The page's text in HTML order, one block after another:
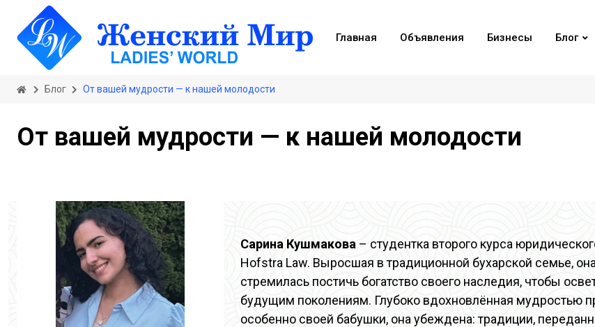
Главная Объявления Бизнесы Блог
Блог От вашей мудрости — к нашей молодости
От вашей мудрости — к нашей молодости
Сарина Кушмакова – студентка второго курса
Hofstra Law. Выросшая в традиционной бухарской семье,
стремилась постичь богатство своего наследия, чтобы
будущим поколениям. Глубоко вдохновлённая мудростью
особенно своей бабушки, она убеждена: традиции,